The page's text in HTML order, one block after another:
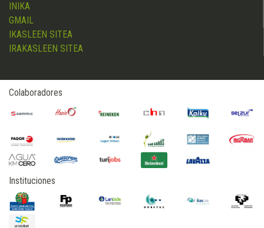
INIKA
GMAIL
IKASLEEN SITEA
IRAKASLEEN SITEA
Colaboradores
Instituciones